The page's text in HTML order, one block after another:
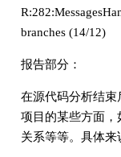
branches (14/12)
报告部分：
在源代码分析结
项目的某些方面，
关系等等。具体来